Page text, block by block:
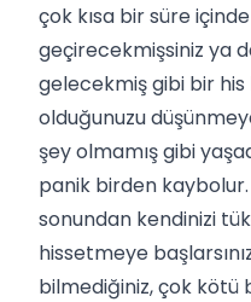
çok kısa bir süre
geçirecekmişsiniz ya
gelecekmiş gibi bir
olduğunuzu
şey olmamış gibi
panik birden
sonundan kendinizi
hissetmeye
bilmediğiniz, çok kötü